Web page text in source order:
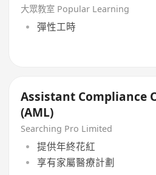
大眾教室 Popular Learning
彈性工時
Assistant Compliance
(AML)
Searching Pro Limited
提供年終花紅
享有家屬醫療計劃